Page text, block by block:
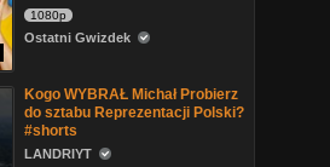
1080p
Ostatni Gwizdek
Kogo WYBRAŁ Michał Probierz
do sztabu Reprezentacji Polski?
#shorts
LANDRIYT